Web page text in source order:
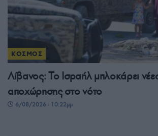
ΚΟΣΜΟΣ
Λίβανος: Το Ισραήλ μπλοκάρει
αποχώρησης στο νότο
6/08/2026 - 10:22μμ